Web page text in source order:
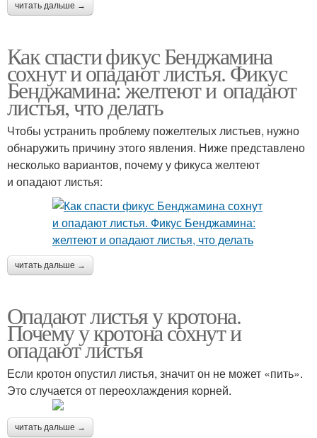
читать дальше →
Как спасти фикус Бенджамина
сохнут и опадают листья. Фикус
Бенджамина: желтеют и опадают
листья, что делать
Чтобы устранить проблему пожелтелых листьев, нужно
обнаружить причину этого явления. Ниже представлено
несколько вариантов, почему у фикуса желтеют
и опадают листья:
читать дальше →
Опадают листья у кротона.
Почему у кротона сохнут и
опадают листья
Если кротон опустил листья, значит он не может «пить».
Это случается от переохлаждения корней.
читать дальше →